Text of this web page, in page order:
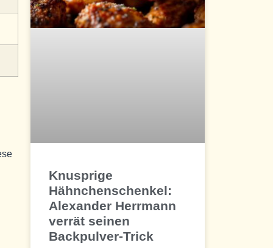
Knusprige
Hähnchenschenkel:
Alexander Herrmann
verrät seinen
Backpulver-Trick